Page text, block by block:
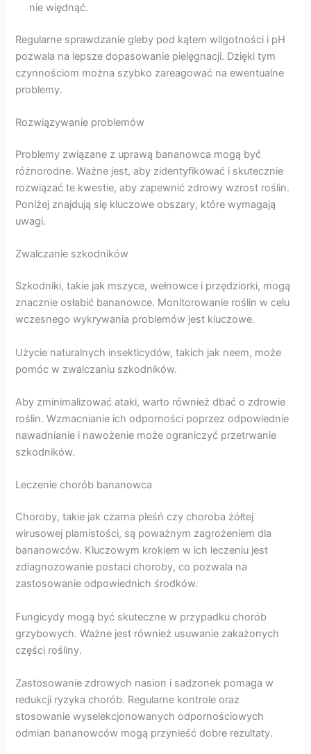
nie więdnąć.
Regularne sprawdzanie gleby pod kątem wilgotności i pH
pozwala na lepsze dopasowanie pielęgnacji. Dzięki tym
czynnościom można szybko zareagować na ewentualne
problemy.
Rozwiązywanie problemów
Problemy związane z uprawą bananowca mogą być
różnorodne. Ważne jest, aby zidentyfikować i skutecznie
rozwiązać te kwestie, aby zapewnić zdrowy wzrost roślin.
Poniżej znajdują się kluczowe obszary, które wymagają
uwagi.
Zwalczanie szkodników
Szkodniki, takie jak mszyce, wełnowce i przędziorki, mogą
znacznie osłabić bananowce. Monitorowanie roślin w celu
wczesnego wykrywania problemów jest kluczowe.
Użycie naturalnych insekticydów, takich jak neem, może
pomóc w zwalczaniu szkodników.
Aby zminimalizować ataki, warto również dbać o zdrowie
roślin. Wzmacnianie ich odporności poprzez odpowiednie
nawadnianie i nawożenie może ograniczyć przetrwanie
szkodników.
Leczenie chorób bananowca
Choroby, takie jak czarna pleśń czy choroba żółtej
wirusowej plamistości, są poważnym zagrożeniem dla
bananowców. Kluczowym krokiem w ich leczeniu jest
zdiagnozowanie postaci choroby, co pozwala na
zastosowanie odpowiednich środków.
Fungicydy mogą być skuteczne w przypadku chorób
grzybowych. Ważne jest również usuwanie zakażonych
części rośliny.
Zastosowanie zdrowych nasion i sadzonek pomaga w
redukcji ryzyka chorób. Regularne kontrole oraz
stosowanie wyselekcjonowanych odpornościowych
odmian bananowców mogą przynieść dobre rezultaty.